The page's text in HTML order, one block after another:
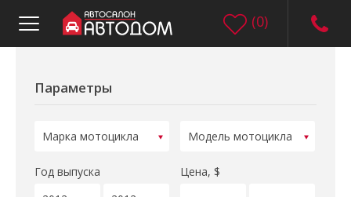
(0)
Параметры
Год выпуска Цена, $